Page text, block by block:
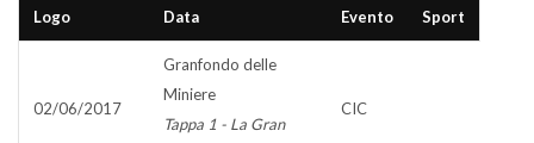
Logo Data Evento Sport
02/06/2017
Granfondo delle
Miniere
Tappa 1 - La Gran
CIC